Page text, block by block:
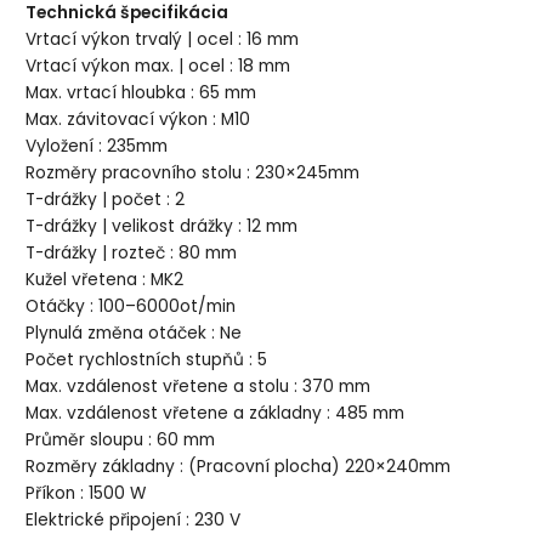
Technická špecifikácia
Vrtací výkon trvalý | ocel : 16 mm
Vrtací výkon max. | ocel : 18 mm
Max. vrtací hloubka : 65 mm
Max. závitovací výkon : M10
Vyložení : 235mm
Rozměry pracovního stolu : 230×245mm
T-drážky | počet : 2
T-drážky | velikost drážky : 12 mm
T-drážky | rozteč : 80 mm
Kužel vřetena : MK2
Otáčky : 100–6000ot/min
Plynulá změna otáček : Ne
Počet rychlostních stupňů : 5
Max. vzdálenost vřetene a stolu : 370 mm
Max. vzdálenost vřetene a základny : 485 mm
Průměr sloupu : 60 mm
Rozměry základny : (Pracovní plocha) 220×240mm
Příkon : 1500 W
Elektrické připojení : 230 V